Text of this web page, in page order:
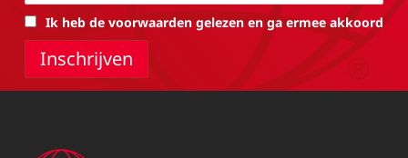
Ik heb de voorwaarden gelezen en ga ermee akkoord